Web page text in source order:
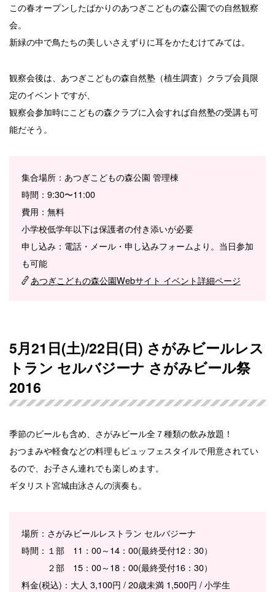
この春オープンしたばかりのあつぎこどもの森公園での自然観察
会。
新緑の中で鳥たちの美しいさえずりに耳をかたむけてみては。
観察会後は、あつぎこどもの森自然塾（植生調査）クラブ会員限
定のイベントですが、
観察会参加時にこどもの森クラブに入会すれば自然塾の受講も可
能だそう。
集合場所：あつぎこどもの森公園 管理棟
時間：9:30〜11:00
費用：無料
小学校低学年以下は保護者の付き添いが必要
申し込み：電話・メール・申し込みフォームより。当日参加
も可能
あつぎこどもの森公園Webサイト イベント詳細ページ
5月21日(土)/22日(日) さがみビールレス
トラン セルバジーナ さがみビール祭
2016
季節のビールも含め、さがみビール全７種類の飲み放題！
おつまみや軽食などの料理もビュッフェスタイルで用意されてい
るので、お子さん連れでも楽しめます。
ギタリスト宮城由泳さんの演奏も。
場所：さがみビールレストラン セルバジーナ
時間：１部 11：00～14：00(最終受付12：30）
２部 15：00～18：00(最終受付16：30）
料金(税込)：大人 3,100円 / 20歳未満 1,500円 / 小学生